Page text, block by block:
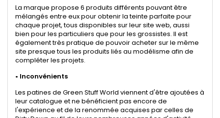
La marque propose 6 produits différents pouvant être
mélangés entre eux pour obtenir la teinte parfaite pour
chaque projet, tous disponibles sur leur site web, aussi
bien pour les particuliers que pour les grossistes. Il est
également très pratique de pouvoir acheter sur le même
site presque tous les produits liés au modélisme afin de
compléter les projets.
• Inconvénients
Les patines de Green Stuff World viennent d'être ajoutées à
leur catalogue et ne bénéficient pas encore de
l'expérience et de la renommée acquises par celles de